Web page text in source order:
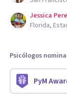
Jessica
Florida,
Psicólogos
PyM